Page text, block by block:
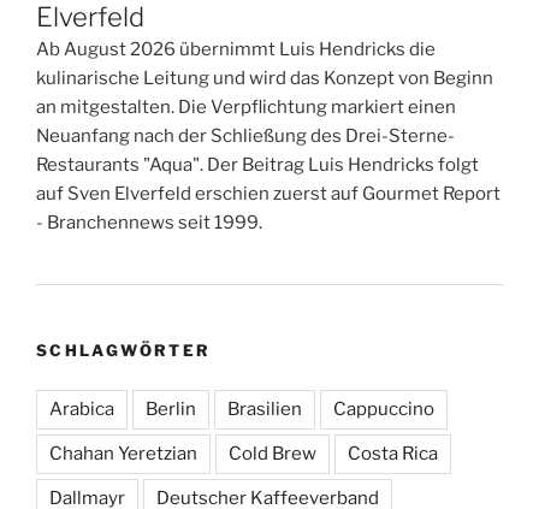
Elverfeld
Ab August 2026 übernimmt Luis Hendricks die
kulinarische Leitung und wird das Konzept von Beginn
an mitgestalten. Die Verpflichtung markiert einen
Neuanfang nach der Schließung des Drei-Sterne-
Restaurants "Aqua". Der Beitrag Luis Hendricks folgt
auf Sven Elverfeld erschien zuerst auf Gourmet Report
- Branchennews seit 1999.
SCHLAGWÖRTER
Arabica Berlin Brasilien Cappuccino
Chahan Yeretzian Cold Brew Costa Rica
Dallmayr Deutscher Kaffeeverband